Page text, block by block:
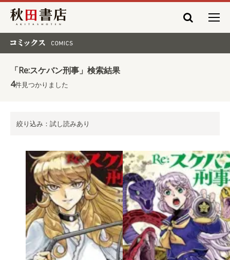
秋田書店
「Re:スケバン刑事」検索結果
4件見つかりました
絞り込み：試し読みあり